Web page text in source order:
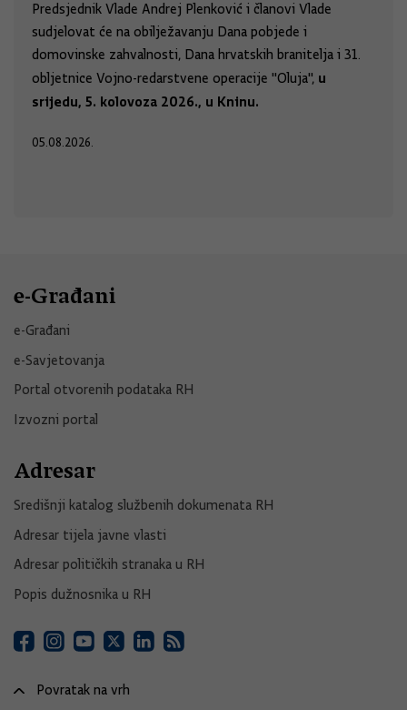
Predsjednik Vlade Andrej Plenković i članovi Vlade
sudjelovat će na obilježavanju Dana pobjede i
domovinske zahvalnosti, Dana hrvatskih branitelja i 31.
obljetnice Vojno-redarstvene operacije "Oluja", u
srijedu, 5. kolovoza 2026., u Kninu.
05.08.2026.
e-Građani
e-Građani
e-Savjetovanja
Portal otvorenih podataka RH
Izvozni portal
Adresar
Središnji katalog službenih dokumenata RH
Adresar tijela javne vlasti
Adresar političkih stranaka u RH
Popis dužnosnika u RH
Povratak na vrh